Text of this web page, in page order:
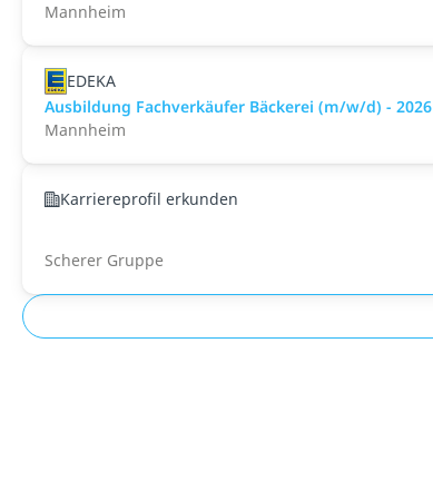
Mannheim
EDEKA
Ausbildung Fachverkäufer Bäckerei (m/w/d) - 2026
Mannheim
Karriereprofil erkunden
Scherer Gruppe